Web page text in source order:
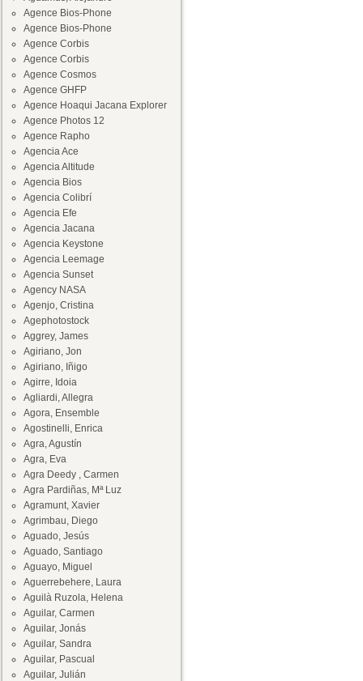
Agence Bios-Phone
Agence Bios-Phone
Agence Corbis
Agence Corbis
Agence Cosmos
Agence GHFP
Agence Hoaqui Jacana Explorer
Agence Photos 12
Agence Rapho
Agencia Ace
Agencia Altitude
Agencia Bios
Agencia Colibrí
Agencia Efe
Agencia Jacana
Agencia Keystone
Agencia Leemage
Agencia Sunset
Agency NASA
Agenjo, Cristina
Agephotostock
Aggrey, James
Agiriano, Jon
Agiriano, Iñigo
Agirre, Idoia
Agliardi, Allegra
Agora, Ensemble
Agostinelli, Enrica
Agra, Agustín
Agra, Eva
Agra Deedy , Carmen
Agra Pardiñas, Mª Luz
Agramunt, Xavier
Agrimbau, Diego
Aguado, Jesús
Aguado, Santiago
Aguayo, Miguel
Aguerrebehere, Laura
Aguilà Ruzola, Helena
Aguilar, Carmen
Aguilar, Jonás
Aguilar, Sandra
Aguilar, Pascual
Aguilar, Julián